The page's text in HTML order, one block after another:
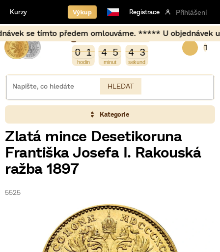
obsah
předem omlouváme. ***** U objednávek
Výkup Registrace Přihlášení
Kurzy
0
0 1
1 4
4 5
5 4
4 2
3
2
4
3
HLEDAT
Kategorie
Zlatá mince Desetikoruna
Františka Josefa I. Rakouská
ražba 1897
5525